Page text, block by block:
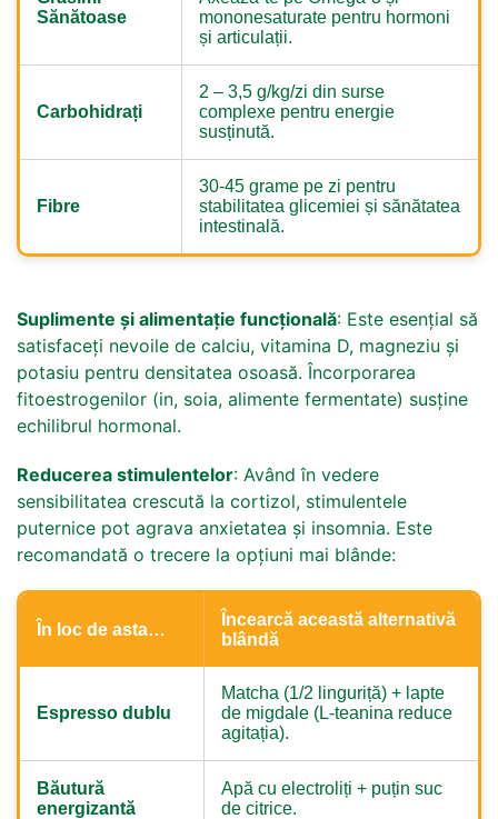
Sănătoase
mononesaturate pentru hormoni
și articulații.
Carbohidrați
2 – 3,5 g/kg/zi din surse
complexe pentru energie
susținută.
Fibre
30-45 grame pe zi pentru
stabilitatea glicemiei și sănătatea
intestinală.
Suplimente și alimentație funcțională: Este esențial să
satisfaceți nevoile de calciu, vitamina D, magneziu și
potasiu pentru densitatea osoasă. Încorporarea
fitoestrogenilor (in, soia, alimente fermentate) susține
echilibrul hormonal.
Reducerea stimulentelor: Având în vedere
sensibilitatea crescută la cortizol, stimulentele
puternice pot agrava anxietatea și insomnia. Este
recomandată o trecere la opțiuni mai blânde:
În loc de asta…
Încearcă această alternativă
blândă
Espresso dublu
Matcha (1/2 linguriță) + lapte
de migdale (L-teanina reduce
agitația).
Băutură
energizantă
Apă cu electroliți + puțin suc
de citrice.